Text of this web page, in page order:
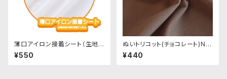
薄口アイロン接着シート（生地
の貼り合わせ用フィルム）
¥550
ぬいトリコット(チョコレート)NL
005 ぬいぐるみ用薄手パイル生
地 20cm
¥440